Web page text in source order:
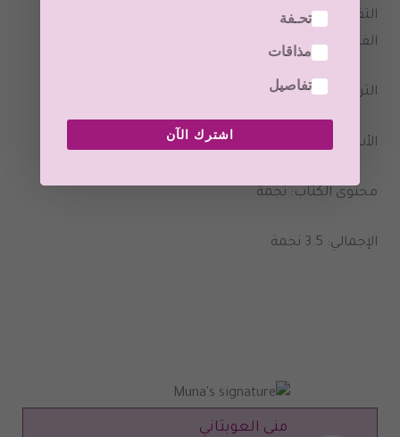
التقييم (من 4 نجمات)
الفكرة: نجمة
الترجمة: نجمة
الأسلوب: نصف نجمة
محتوى الكتاب: نجمة
الإجمالي: 3.5 نجمة
منى العوبثاني
تحـفة
مذاقات
تفاصيل
اشترك الآن